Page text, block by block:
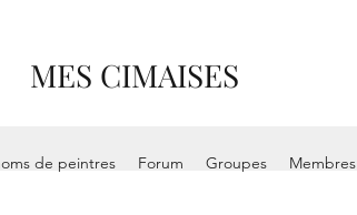
MES CIMAISES
de peintres Forum Groupes Membres